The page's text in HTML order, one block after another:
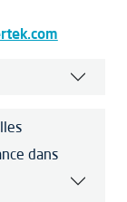
dans